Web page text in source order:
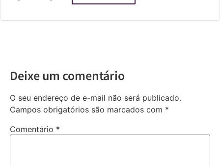
Deixe um comentário
O seu endereço de e-mail não será publicado.
Campos obrigatórios são marcados com *
Comentário *